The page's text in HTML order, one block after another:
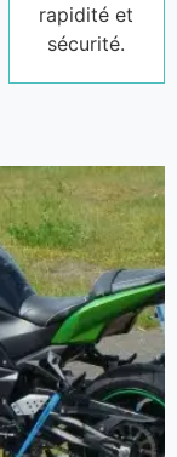
rapidité et
sécurité.